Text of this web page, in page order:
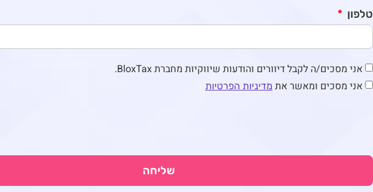
טלפון
אני מסכים/ה לקבל דיוורים והודעות שיווקיות מחברת BloxTax.
אני מסכים ומאשר את מדיניות הפרטיות
שליחה